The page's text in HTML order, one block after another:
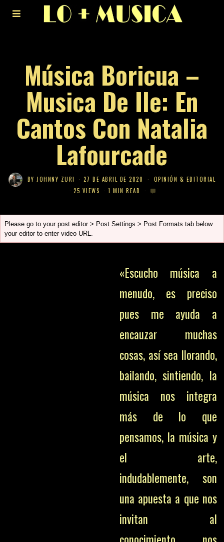
Música Boricua –
Musica De Ile: En
Cantos Con Natalia
Lafourcade
BYJOHNNY ZURI 27 DE ABRIL DE 2020
OPINIÓN & EDITORIAL
25 VIEWS
1 MIN READ
Please go to your post editor > Post Settings > Post Formats tab below
your editor to enter video URL.
«Escucho música a
menudo, es preciso
pues me ayuda a
encauzar muchas
cosas, así sea llorando,
bailando, sintiendo, la
música nos integra
más de lo que
pensamos, la música y
el arte,
indudablemente, son
una apuesta a que nos
invitan al